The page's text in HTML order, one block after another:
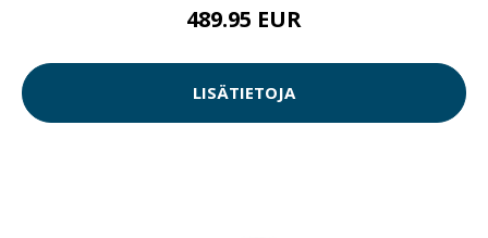
489.95 EUR
LISÄTIETOJA